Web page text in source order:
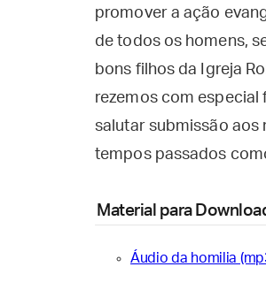
promover a ação
de todos os homens,
bons filhos da Igreja
rezemos com especial
salutar submissão aos
tempos passados
Material para
Áudio da homilia